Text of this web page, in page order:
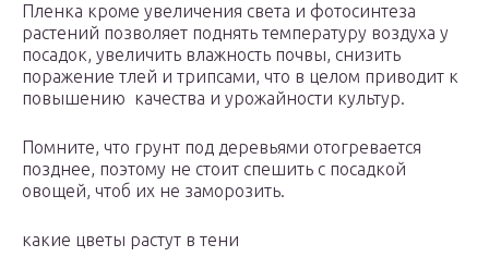
Пленка кроме увеличения света и фотосинтеза
растений позволяет поднять температуру воздуха у
посадок, увеличить влажность почвы, снизить
поражение тлей и трипсами, что в целом приводит к
повышению качества и урожайности культур.
Помните, что грунт под деревьями отогревается
позднее, поэтому не стоит спешить с посадкой
овощей, чтоб их не заморозить.
какие цветы растут в тени